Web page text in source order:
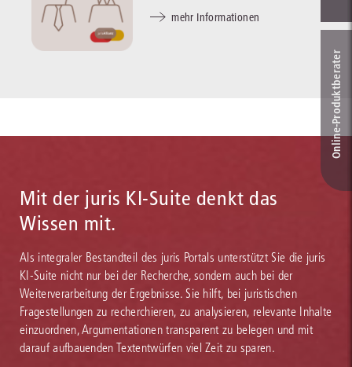
mehr Informationen
Mit der juris KI-Suite denkt das
Wissen mit.
Als integraler Bestandteil des juris Portals unterstützt Sie die juris
KI-Suite nicht nur bei der Recherche, sondern auch bei der
Weiterverarbeitung der Ergebnisse. Sie hilft, bei juristischen
Fragestellungen zu recherchieren, zu analysieren, relevante Inhalte
einzuordnen, Argumentationen transparent zu belegen und mit
darauf aufbauenden Textentwürfen viel Zeit zu sparen.
Online-Produkt­berater